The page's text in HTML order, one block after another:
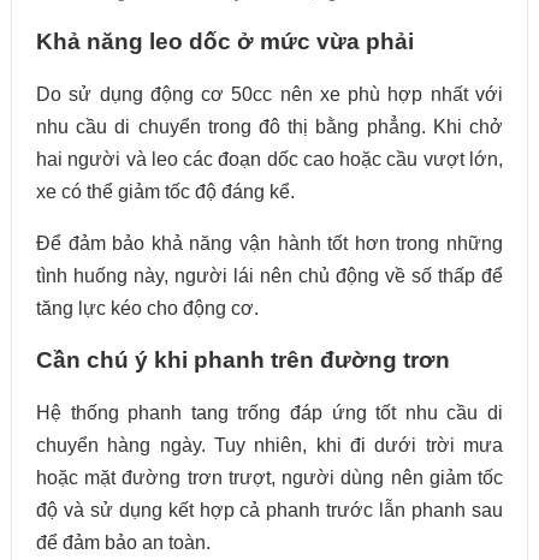
Khả năng leo dốc ở mức vừa phải
Do sử dụng động cơ 50cc nên xe phù hợp nhất với
nhu cầu di chuyển trong đô thị bằng phẳng. Khi chở
hai người và leo các đoạn dốc cao hoặc cầu vượt lớn,
xe có thể giảm tốc độ đáng kể.
Để đảm bảo khả năng vận hành tốt hơn trong những
tình huống này, người lái nên chủ động về số thấp để
tăng lực kéo cho động cơ.
Cần chú ý khi phanh trên đường trơn
Hệ thống phanh tang trống đáp ứng tốt nhu cầu di
chuyển hàng ngày. Tuy nhiên, khi đi dưới trời mưa
hoặc mặt đường trơn trượt, người dùng nên giảm tốc
độ và sử dụng kết hợp cả phanh trước lẫn phanh sau
để đảm bảo an toàn.